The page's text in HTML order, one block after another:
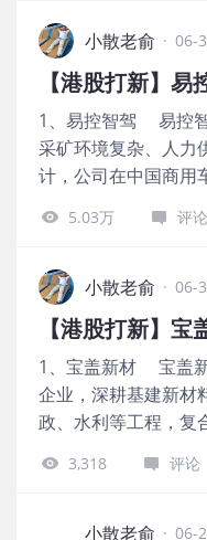
算，1993.83亿港元
盘是35.93亿。
金公司，中信证券近
目首日上涨率是
体业绩还不错。 一
养老金计划投资局、
资本、瀚亚投资、富
金、汇添富、博时国
美元，占总发行数
2319.05亿、
绩不错。 按发行价
基石锁定48.43%，
小散老俞 · 06-
【港股打新】
1、易控智驾 易控智
采矿环境复杂、人力
计，公司在中国商用
驶矿卡数量计，也
份额约为37.6%。截
港元，市值120.01亿
业，有绿鞋。 保荐
整体业绩非常好。
大通资产管理、霸菱
Seven Grand；基石
顶了。 公司从
比增长45.53%；
润同比增长-
制B，公开发售初始
5.03万 评论
小散老俞 · 06-
【港股打新】
1、宝盖新材 宝盖新
企业，深耕基建新材
政、水利等工程，复
持续加码自动化产
6.15~8.51港元，每
近2年只保荐了一
3,318 评论
小散老俞 · 06-